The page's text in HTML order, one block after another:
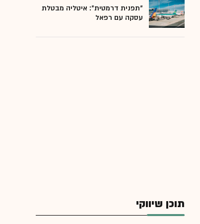
"תפנית דרמטית": איטליה מבטלת
עסקה עם רפאל
תוכן שיווקי